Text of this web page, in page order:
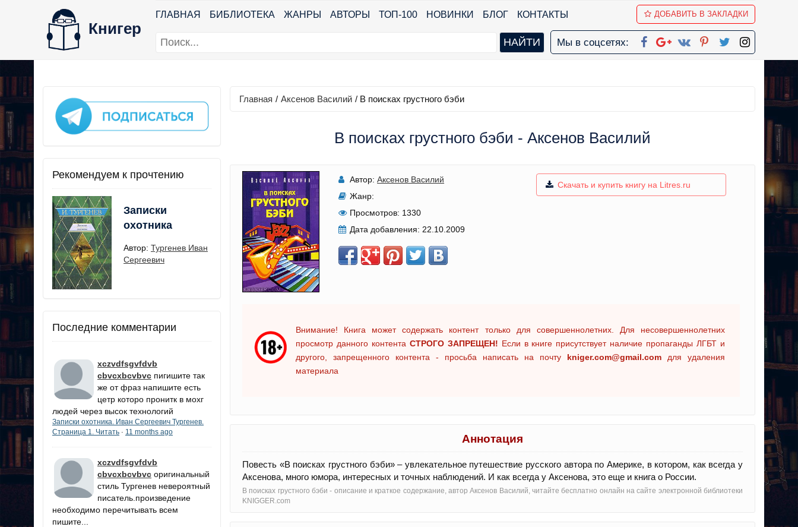
Книгер
ГЛАВНАЯ БИБЛИОТЕКА ЖАНРЫ АВТОРЫ ТОП-100 НОВИНКИ БЛОГ КОНТАКТЫ ДОБАВИТЬ В ЗАКЛАДКИ
Мы в соцсетях:
Рекомендуем к прочтению
Записки
охотника
Автор: Тургенев Иван
Сергеевич
Последние комментарии
xczvdfsgvfdvb
cbvcxbcvbvc пигишите так
же от фраз напишите есть
цетр которо пронитк в мохг
людей через высок технологий
Записки охотника. Иван Сергеевич Тургенев.
Страница 1. Читать · 11 months ago
xczvdfsgvfdvb
cbvcxbcvbvc оригинальный
стиль Тургенев невероятный
писатель.произведение
необходимо перечитывать всем
пишите...
Главная / Аксенов Василий / В поисках грустного бэби
В поисках грустного бэби - Аксенов Василий
Автор: Аксенов Василий
Жанр:
Просмотров: 1330
Дата добавления: 22.10.2009
Скачать и купить книгу на Litres.ru
Внимание! Книга может содержать контент только для совершеннолетних. Для несовершеннолетних
просмотр данного контента СТРОГО ЗАПРЕЩЕН! Если в книге присутствует наличие пропаганды ЛГБТ и
другого, запрещенного контента - просьба написать на почту kniger.com@gmail.com для удаления
материала
Аннотация
Повесть «В поисках грустного бэби» – увлекательное путешествие русского автора по Америке, в котором, как всегда у
Аксенова, много юмора, интересных и точных наблюдений. И как всегда у Аксенова, это еще и книга о России.
В поисках грустного бэби - oписание и краткое содержание, автор Аксенов Василий, читайте бесплатно онлайн на сайте электронной библиотеки
KNIGGER.com